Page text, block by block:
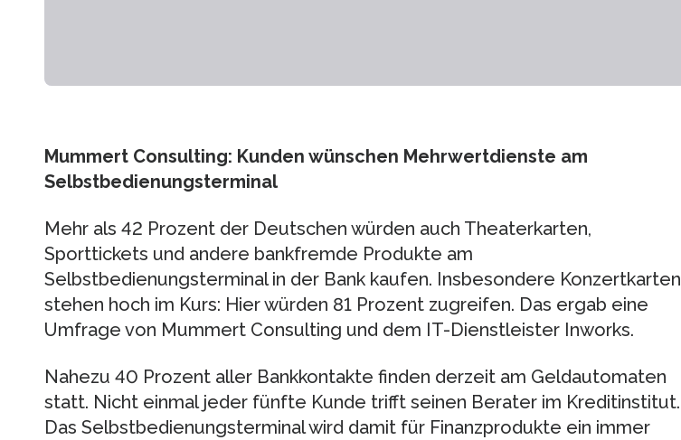
Mummert Consulting: Kunden wünschen Mehrwertdienste am
Selbstbedienungsterminal
Mehr als 42 Prozent der Deutschen würden auch Theaterkarten,
Sporttickets und andere bankfremde Produkte am
Selbstbedienungsterminal in der Bank kaufen. Insbesondere Konzertkarten
stehen hoch im Kurs: Hier würden 81 Prozent zugreifen. Das ergab eine
Umfrage von Mummert Consulting und dem IT-Dienstleister Inworks.
Nahezu 40 Prozent aller Bankkontakte finden derzeit am Geldautomaten
statt. Nicht einmal jeder fünfte Kunde trifft seinen Berater im Kreditinstitut.
Das Selbstbedienungsterminal wird damit für Finanzprodukte ein immer